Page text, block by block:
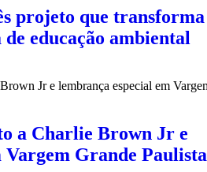
projeto que transforma
educação ambiental
a Charlie Brown Jr e
Vargem Grande Paulista